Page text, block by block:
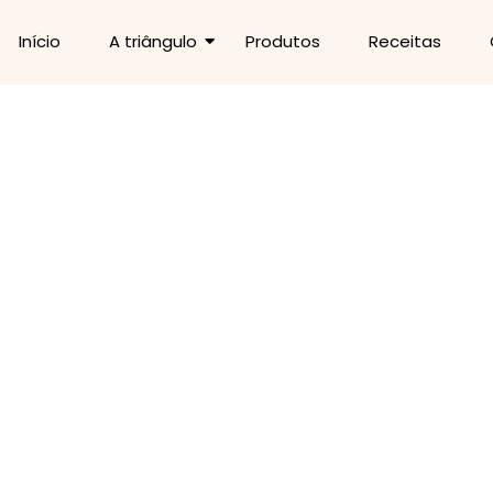
Início A triângulo Produtos Receitas